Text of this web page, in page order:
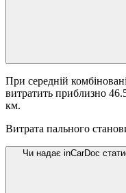
При середній
витратить приблизно
км.
Витрата пального
Чи надає inCarDoc